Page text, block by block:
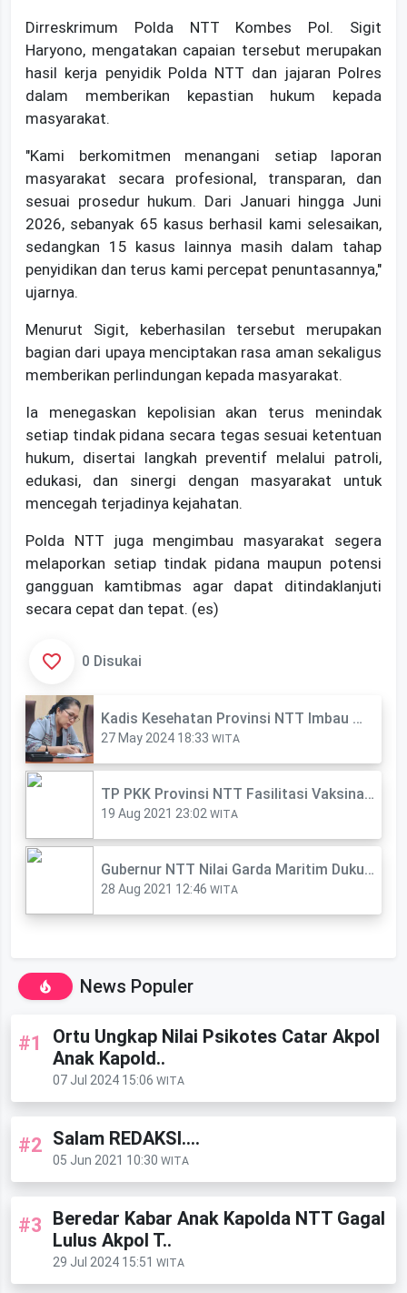
Dirreskrimum Polda NTT Kombes Pol. Sigit
Haryono, mengatakan capaian tersebut merupakan
hasil kerja penyidik Polda NTT dan jajaran Polres
dalam memberikan kepastian hukum kepada
masyarakat.
"Kami berkomitmen menangani setiap laporan
masyarakat secara profesional, transparan, dan
sesuai prosedur hukum. Dari Januari hingga Juni
2026, sebanyak 65 kasus berhasil kami selesaikan,
sedangkan 15 kasus lainnya masih dalam tahap
penyidikan dan terus kami percepat penuntasannya,"
ujarnya.
Menurut Sigit, keberhasilan tersebut merupakan
bagian dari upaya menciptakan rasa aman sekaligus
memberikan perlindungan kepada masyarakat.
Ia menegaskan kepolisian akan terus menindak
setiap tindak pidana secara tegas sesuai ketentuan
hukum, disertai langkah preventif melalui patroli,
edukasi, dan sinergi dengan masyarakat untuk
mencegah terjadinya kejahatan.
Polda NTT juga mengimbau masyarakat segera
melaporkan setiap tindak pidana maupun potensi
gangguan kamtibmas agar dapat ditindaklanjuti
secara cepat dan tepat. (es)
0 Disukai
Kadis Kesehatan Provinsi NTT Imbau Waspadai Flu Singapura
27 May 2024 18:33 WITA
TP PKK Provinsi NTT Fasilitasi Vaksinasi Ibu Hamil
19 Aug 2021 23:02 WITA
Gubernur NTT Nilai Garda Maritim Dukung Perdagangan Antar Pulau
28 Aug 2021 12:46 WITA
News Populer
#1
Ortu Ungkap Nilai Psikotes Catar Akpol
Anak Kapold..
07 Jul 2024 15:06 WITA
#2 Salam REDAKSI....
05 Jun 2021 10:30 WITA
#3 Beredar Kabar Anak Kapolda NTT Gagal
Lulus Akpol T..
29 Jul 2024 15:51 WITA